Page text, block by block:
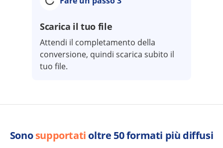
Scarica il tuo file
Attendi il completamento della
conversione, quindi scarica subito il
tuo file.
Sonosupportati oltre 50 formati più diffusi